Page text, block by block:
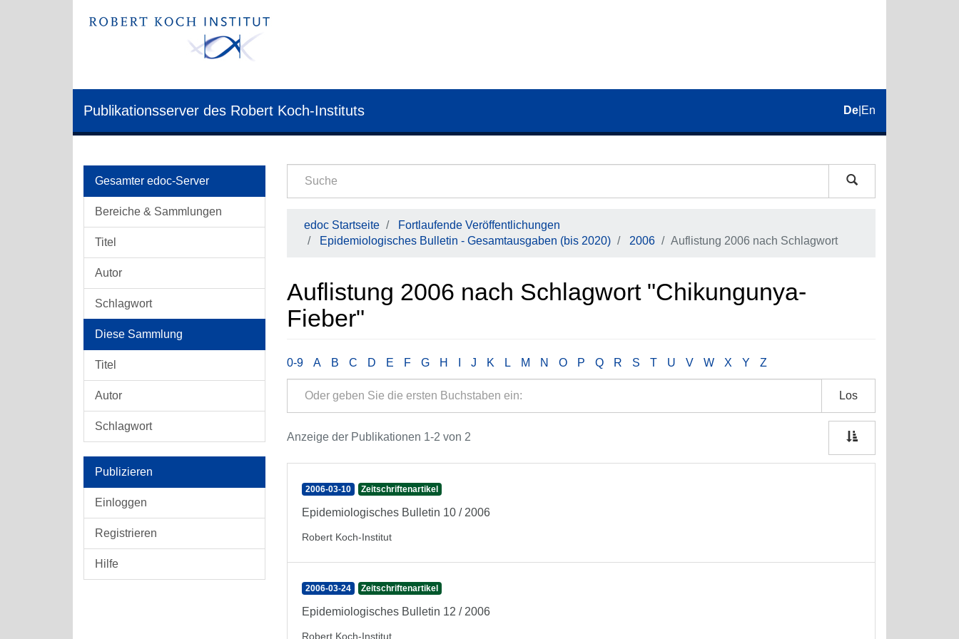
Publikationsserver des Robert Koch-Instituts De En
Gesamter edoc-Server
Bereiche & Sammlungen
Titel
Autor
Schlagwort
Diese Sammlung
Titel
Autor
Schlagwort
Publizieren
Einloggen
Registrieren
Hilfe
edoc Startseite
Fortlaufende Veröffentlichungen
Epidemiologisches Bulletin - Gesamtausgaben (bis 2020)
2006 Auflistung 2006 nach Schlagwort
Auflistung 2006 nach Schlagwort "Chikungunya-
Fieber"
0-9 A B C D E F G H J K L M N O P Q R S T U V W X Y Z
Los
Anzeige der Publikationen 1-2 von 2
2006-03-10 Zeitschriftenartikel
Epidemiologisches Bulletin 10 / 2006
Robert Koch-Institut
2006-03-24 Zeitschriftenartikel
Epidemiologisches Bulletin 12 / 2006
Robert Koch-Institut